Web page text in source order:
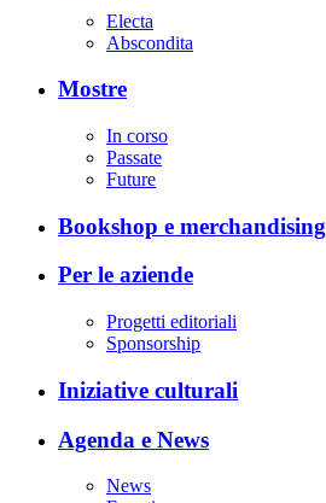
Electa
Abscondita
Mostre
In corso
Passate
Future
Bookshop e merchandising
Per le aziende
Progetti editoriali
Sponsorship
Iniziative culturali
Agenda e News
News